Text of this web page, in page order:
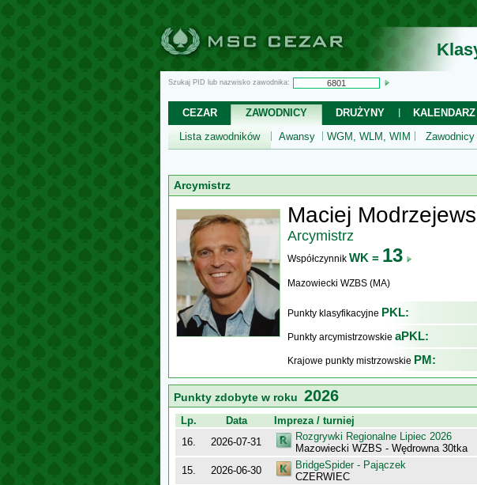
Szukaj PID lub nazwisko zawodnika:
CEZAR ZAWODNICY DRUŻYNY
Lista zawodników
Awansy WGM, WLM, WIM
Arcymistrz
Maciej
Arcymistrz
Współczynnik WK = 13
Mazowiecki WZBS (MA)
Punkty klasyfikacyjne PKL:
Punkty arcymistrzowskie aPKL:
Krajowe punkty mistrzowskie PM:
Punkty zdobyte w roku 2026
Lp. Data Impreza / turniej
16.
2026-07-31
Rozgrywki Regionalne Lipiec 2026
Mazowiecki WZBS - Wędrowna 30tka
15. 2026-06-30
BridgeSpider - Pajączek
CZERWIEC